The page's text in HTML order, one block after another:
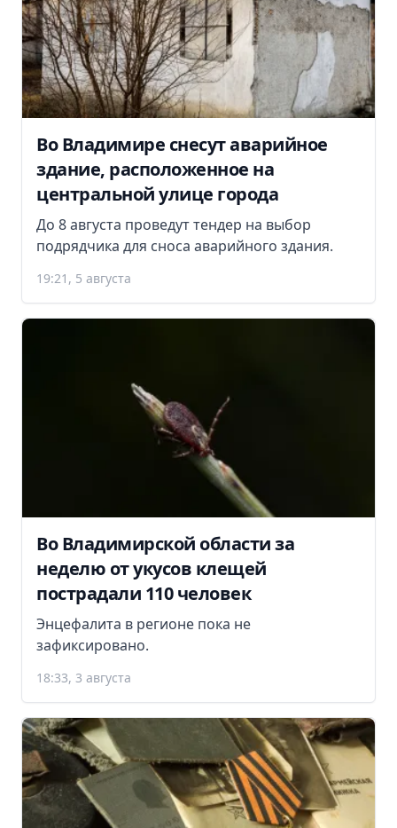
Во Владимире снесут аварийное
здание, расположенное на
центральной улице города
До 8 августа проведут тендер на выбор
подрядчика для сноса аварийного здания.
19:21, 5 августа
Во Владимирской области за
неделю от укусов клещей
пострадали 110 человек
Энцефалита в регионе пока не
зафиксировано.
18:33, 3 августа